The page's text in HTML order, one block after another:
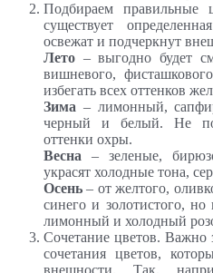
Подбираем правильные
существует
освежат и подчеркнут
Лето – выгодно будет
вишневого,
избегать всех оттенков
Зима – лимонный,
черный и белый. Не
оттенки охры.
Весна – зеленые,
украсят холодные тона,
Осень – от желтого,
синего и золотистого,
лимонный и холодный
Сочетание цветов. Важно
сочетания цветов,